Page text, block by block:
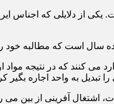
یکی از دلایلی که اجناس
سال است که مطالبه خود را
می کنند که در نتیجه
تبدیل به واحد اجاره بگیر
اشتغال آفرینی از